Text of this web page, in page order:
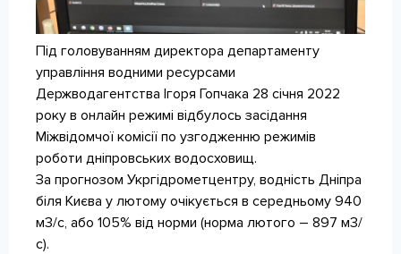
Під головуванням директора департаменту
управління водними ресурсами
Держводагентства Ігоря Гопчака 28 січня 2022
року в онлайн режимі відбулось засідання
Міжвідомчої комісії по узгодженню режимів
роботи дніпровських водосховищ.
За прогнозом Укргідрометцентру, водність Дніпра
біля Києва у лютому очікується в середньому 940
м3/с, або 105% від норми (норма лютого – 897 м3/
с).